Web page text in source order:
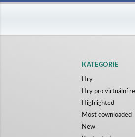
KATEGORIE
Hry
Hry pro virtuální
Highlighted
Most downloaded
New